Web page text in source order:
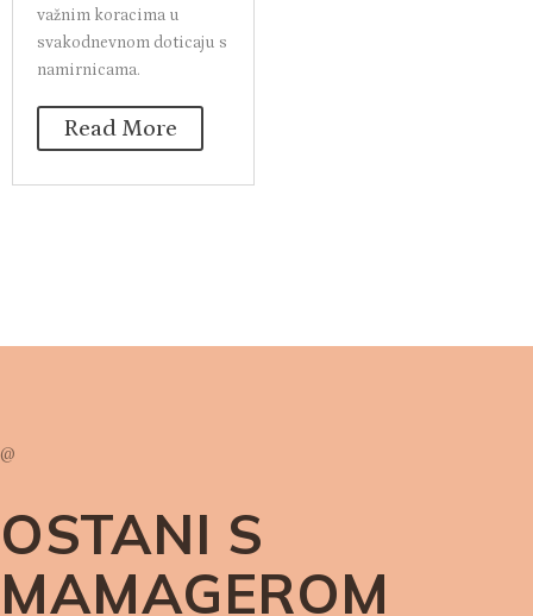
važnim koracima u
svakodnevnom doticaju s
namirnicama.
Read More
@
OSTANI S
MAMAGEROM